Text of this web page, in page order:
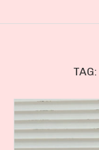
TAG: